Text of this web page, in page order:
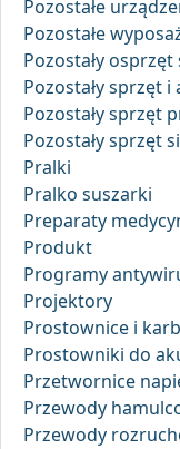
Pozostałe
Pozostałe
Pozostały osprzęt
Pozostały sprzęt
Pozostały sprzęt
Pozostały sprzęt
Pralki
Pralko suszarki
Preparaty
Produkt
Programy
Projektory
Prostownice i
Prostowniki do
Przetwornice
Przewody
Przewody